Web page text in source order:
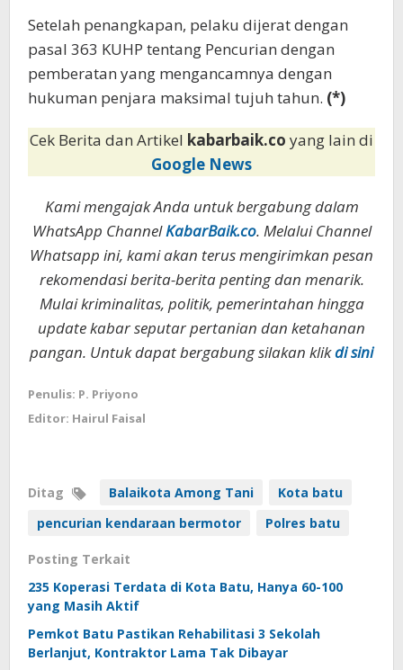
Setelah penangkapan, pelaku dijerat dengan
pasal 363 KUHP tentang Pencurian dengan
pemberatan yang mengancamnya dengan
hukuman penjara maksimal tujuh tahun. (*)
Cek Berita dan Artikel kabarbaik.co yang lain di
Google News
Kami mengajak Anda untuk bergabung dalam
WhatsApp ChannelKabarBaik.co. Melalui Channel
Whatsapp ini, kami akan terus mengirimkan pesan
rekomendasi berita-berita penting dan menarik.
Mulai kriminalitas, politik, pemerintahan hingga
update kabar seputar pertanian dan ketahanan
pangan. Untuk dapat bergabung silakan klikdi sini
Penulis: P. Priyono
Editor: Hairul Faisal
Ditag Balaikota Among Tani
Kota batu
pencurian kendaraan bermotor
Polres batu
Posting Terkait
235 Koperasi Terdata di Kota Batu, Hanya 60-100
yang Masih Aktif
Pemkot Batu Pastikan Rehabilitasi 3 Sekolah
Berlanjut, Kontraktor Lama Tak Dibayar